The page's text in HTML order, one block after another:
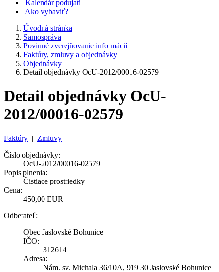
Kalendár podujatí
Ako vybaviť?
Úvodná stránka
Samospráva
Povinné zverejňovanie informácií
Faktúry, zmluvy a objednávky
Objednávky
Detail objednávky OcU-2012/00016-02579
Detail objednávky OcU-
2012/00016-02579
Faktúry | Zmluvy
Číslo objednávky:
OcU-2012/00016-02579
Popis plnenia:
Čistiace prostriedky
Cena:
450,00 EUR
Odberateľ:
Obec Jaslovské Bohunice
IČO:
312614
Adresa:
Nám. sv. Michala 36/10A, 919 30 Jaslovské Bohunice